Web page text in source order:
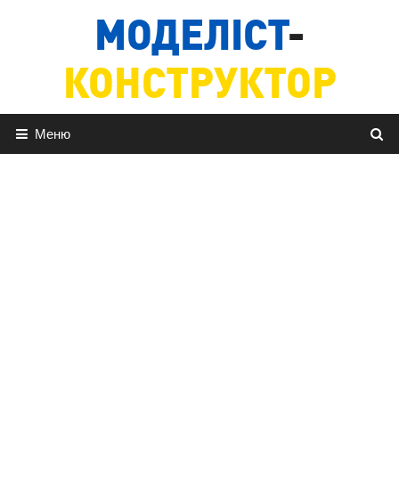
МОДЕЛІСТ-
КОНСТРУКТОР
Меню